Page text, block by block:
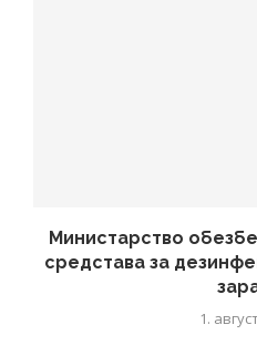
Министарство
средстава за
1.